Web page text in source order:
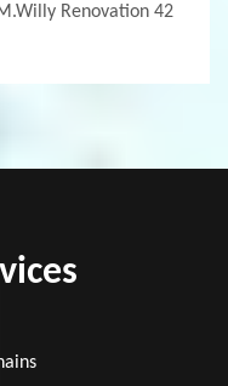
Renovation 42